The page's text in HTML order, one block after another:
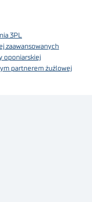
3PL
zaawansowanych
oponiarskiej
partnerem żużlowej